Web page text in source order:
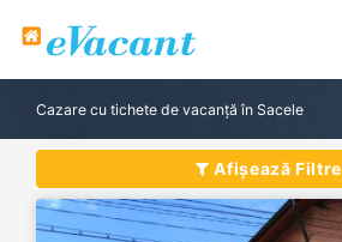
Cazare cu tichete de vacanță în Sacele
Afișează Filtre